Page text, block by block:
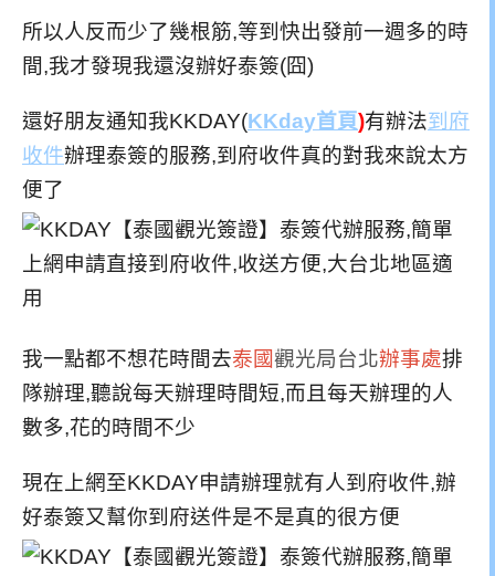
所以人反而少了幾根筋,等到快出發前一週多的時
間,我才發現我還沒辦好泰簽(囧)
還好朋友通知我KKDAY(KKday首頁)有辦法到府
收件辦理泰簽的服務,到府收件真的對我來說太方
便了
我一點都不想花時間去泰國觀光局台北辦事處排
隊辦理,聽說每天辦理時間短,而且每天辦理的人
數多,花的時間不少
現在上網至KKDAY申請辦理就有人到府收件,辦
好泰簽又幫你到府送件是不是真的很方便